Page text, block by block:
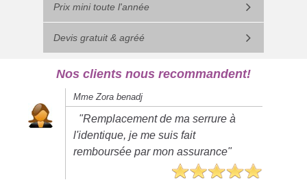
Prix mini toute l'année
Devis gratuit & agréé
Nos clients nous recommandent!
Mme Zora benadj
"Remplacement de ma serrure à
l'identique, je me suis fait
remboursée par mon assurance"